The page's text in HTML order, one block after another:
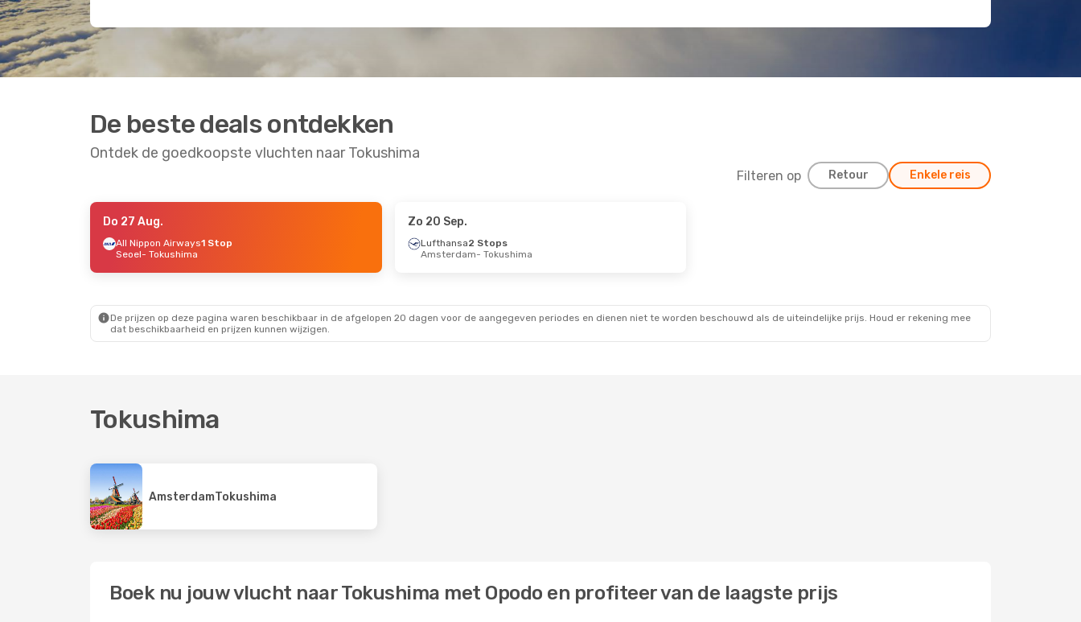
De beste deals ontdekken
Ontdek de goedkoopste vluchten naar Tokushima
Filteren op Retour Enkele reis
- Do 27 Aug.
Direct
- Tokushima
Tokushima
- Hongkong
Do 27 Aug.
All Nippon Airways1 Stop
Seoel- Tokushima
Zo 20 Sep.
Lufthansa2 Stops
Amsterdam- Tokushima
De prijzen op deze pagina waren beschikbaar in de afgelopen 20 dagen voor de aangegeven periodes en dienen niet te worden beschouwd als de uiteindelijke prijs. Houd er rekening mee
dat beschikbaarheid en prijzen kunnen wijzigen.
Tokushima
AmsterdamTokushima
Boek nu jouw vlucht naar Tokushima met Opodo en profiteer van de laagste prijs